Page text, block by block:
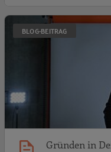
BLOG-BEITRAG
Gründen in